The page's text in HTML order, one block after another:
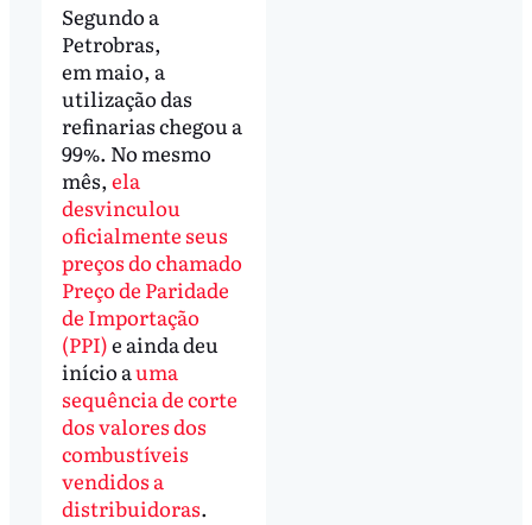
Segundo a
Petrobras,
em maio, a
utilização das
refinarias chegou a
99%. No mesmo
mês, ela
desvinculou
oficialmente seus
preços do chamado
Preço de Paridade
de Importação
(PPI)e ainda deu
início auma
sequência de corte
dos valores dos
combustíveis
vendidos a
distribuidoras.